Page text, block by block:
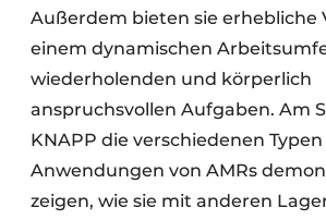
Außerdem bieten sie erhebliche
einem dynamischen
wiederholenden und körperlich
anspruchsvollen Aufgaben. Am
KNAPP die verschiedenen
Anwendungen von AMRs
zeigen, wie sie mit anderen